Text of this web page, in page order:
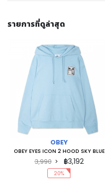
รายการที่ดูล่าสุด
OBEY
OBEY EYES ICON 2 HOOD SKY BLUE
3,990 ฿3,192
20%